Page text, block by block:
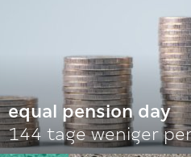
equal pension day
144 tage weniger